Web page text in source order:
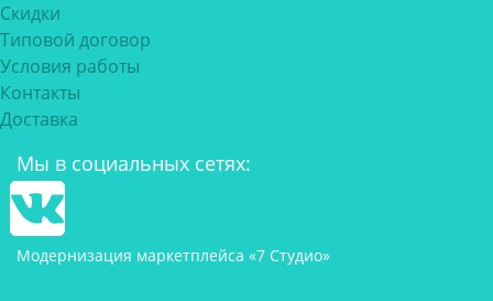
Скидки
Типовой договор
Условия работы
Контакты
Доставка
Мы в социальных сетях:
Модернизация маркетплейса «7 Студио»